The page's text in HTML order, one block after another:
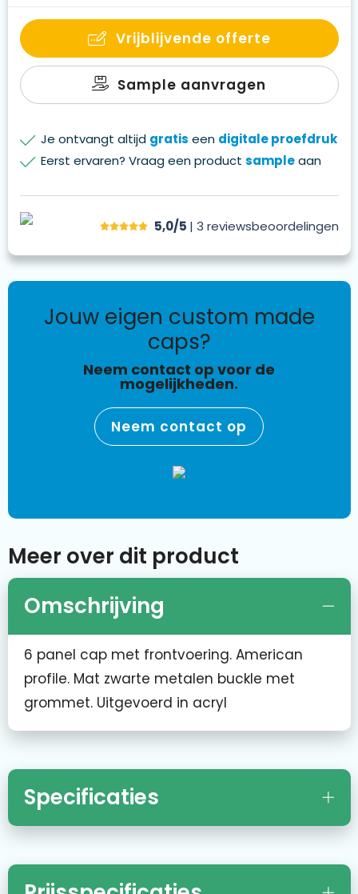
Vrijblijvende offerte
Sample aanvragen
Je ontvangt altijd gratis een digitale proefdruk
Eerst ervaren? Vraag een product sampleaan
5,0/5 | 3 reviewsbeoordelingen
jouw eigen custom made
caps?
Neem contact op voor de
mogelijkheden.
Neem contact op
Meer over dit product
Omschrijving
6 panel cap met frontvoering. American
profile. Mat zwarte metalen buckle met
grommet. Uitgevoerd in acryl
Specificaties